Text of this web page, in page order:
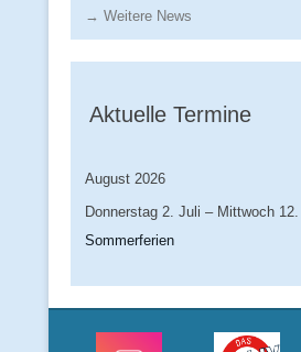
→ Weitere News
Aktuelle Termine
August 2026
Donnerstag 2. Juli – Mittwoch 12.
Sommerferien